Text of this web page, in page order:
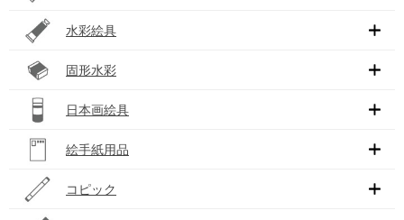
水彩絵具
固形水彩
日本画絵具
絵手紙用品
コピック